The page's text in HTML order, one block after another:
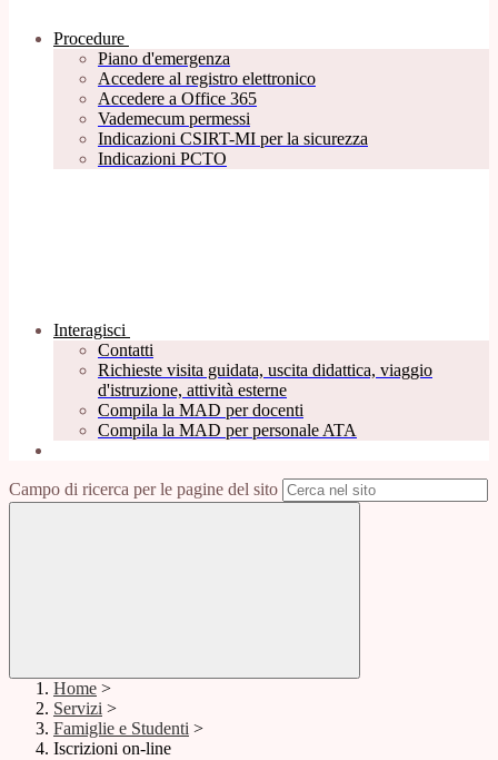
Procedure
Piano d'emergenza
Accedere al registro elettronico
Accedere a Office 365
Vademecum permessi
Indicazioni CSIRT-MI per la sicurezza
Indicazioni PCTO
Interagisci
Contatti
Richieste visita guidata, uscita didattica, viaggio
d'istruzione, attività esterne
Compila la MAD per docenti
Compila la MAD per personale ATA
Campo di ricerca per le pagine del sito
Home >
Servizi >
Famiglie e Studenti >
Iscrizioni on-line